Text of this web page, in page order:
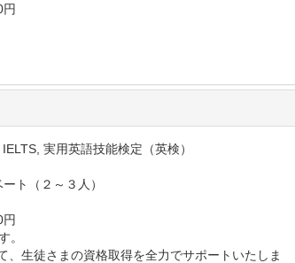
円
実用英語技能検定（英検）
ト（２～３人）
円
。
生徒さまの資格取得を全力でサポートいたしま